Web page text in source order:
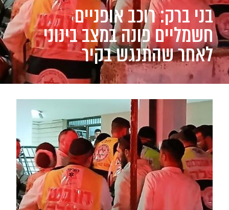
בני ברק: רוכב אופניים
חשמליים פונה במצב בינוני
לאחר שהתנגש בקיר